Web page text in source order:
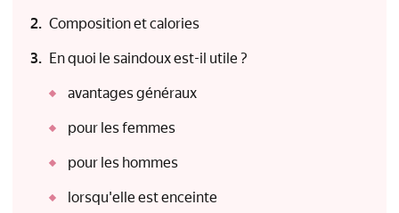
Composition et calories
En quoi le saindoux est-il utile ?
avantages généraux
pour les femmes
pour les hommes
lorsqu'elle est enceinte